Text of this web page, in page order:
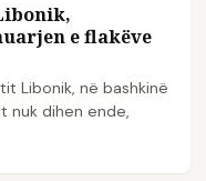
e flakëve
Libonik, në bashkinë
nuk dihen ende,